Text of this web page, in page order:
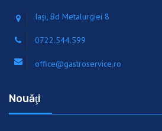
Iaşi, Bd Metalurgiei 8
0722.544.599
office@gastroservice.ro
Nouăţi